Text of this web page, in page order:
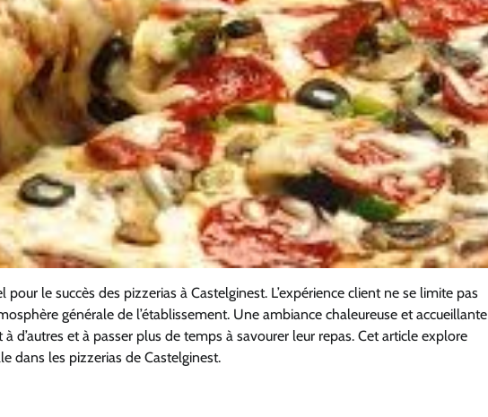
le succès des pizzerias à Castelginest. L’expérience client ne se limite pas
générale de l’établissement. Une ambiance chaleureuse et accueillante
d’autres et à passer plus de temps à savourer leur repas. Cet article explore
dans les pizzerias de Castelginest.